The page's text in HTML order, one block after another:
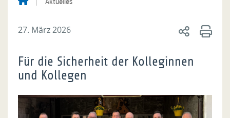
27. März 2026
Für die Sicherheit der Kolleginnen
und Kollegen